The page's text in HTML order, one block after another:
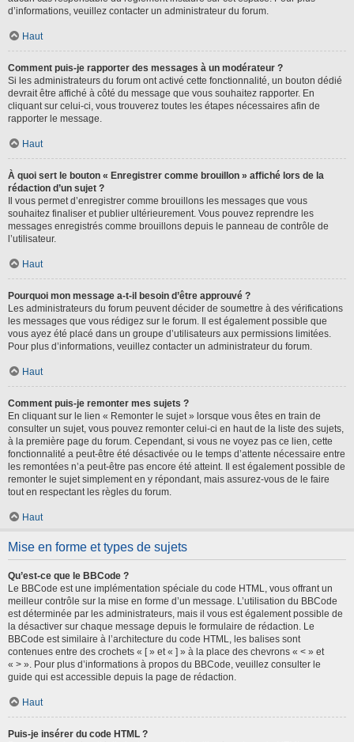
d’informations, veuillez contacter un administrateur du forum.
Haut
Comment puis-je rapporter des messages à un modérateur ?
Si les administrateurs du forum ont activé cette fonctionnalité, un bouton dédié
devrait être affiché à côté du message que vous souhaitez rapporter. En
cliquant sur celui-ci, vous trouverez toutes les étapes nécessaires afin de
rapporter le message.
Haut
À quoi sert le bouton « Enregistrer comme brouillon » affiché lors de la
rédaction d’un sujet ?
Il vous permet d’enregistrer comme brouillons les messages que vous
souhaitez finaliser et publier ultérieurement. Vous pouvez reprendre les
messages enregistrés comme brouillons depuis le panneau de contrôle de
l’utilisateur.
Haut
Pourquoi mon message a-t-il besoin d’être approuvé ?
Les administrateurs du forum peuvent décider de soumettre à des vérifications
les messages que vous rédigez sur le forum. Il est également possible que
vous ayez été placé dans un groupe d’utilisateurs aux permissions limitées.
Pour plus d’informations, veuillez contacter un administrateur du forum.
Haut
Comment puis-je remonter mes sujets ?
En cliquant sur le lien « Remonter le sujet » lorsque vous êtes en train de
consulter un sujet, vous pouvez remonter celui-ci en haut de la liste des sujets,
à la première page du forum. Cependant, si vous ne voyez pas ce lien, cette
fonctionnalité a peut-être été désactivée ou le temps d’attente nécessaire entre
les remontées n’a peut-être pas encore été atteint. Il est également possible de
remonter le sujet simplement en y répondant, mais assurez-vous de le faire
tout en respectant les règles du forum.
Haut
Mise en forme et types de sujets
Qu’est-ce que le BBCode ?
Le BBCode est une implémentation spéciale du code HTML, vous offrant un
meilleur contrôle sur la mise en forme d’un message. L’utilisation du BBCode
est déterminée par les administrateurs, mais il vous est également possible de
la désactiver sur chaque message depuis le formulaire de rédaction. Le
BBCode est similaire à l’architecture du code HTML, les balises sont
contenues entre des crochets « [ » et « ] » à la place des chevrons « < » et
« > ». Pour plus d’informations à propos du BBCode, veuillez consulter le
guide qui est accessible depuis la page de rédaction.
Haut
Puis-je insérer du code HTML ?